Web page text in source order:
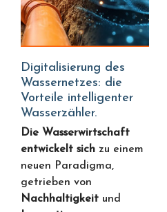
Digitalisierung des
Wassernetzes: die
Vorteile intelligenter
Wasserzähler.
Die Wasserwirtschaft
entwickelt sich zu einem
neuen Paradigma,
getrieben von
Nachhaltigkeit und